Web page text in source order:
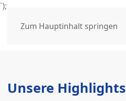
`);
Zum Hauptinhalt springen
Mehr erfahren
Unsere Highlights